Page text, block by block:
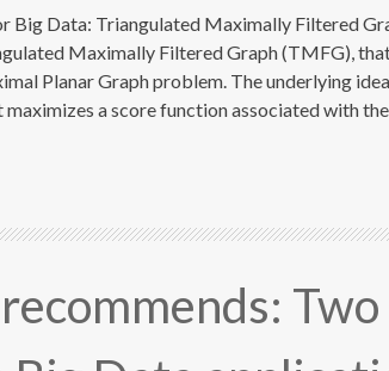
Data: Triangulated Maximally Filtered
Maximally Filtered Graph (TMFG),
Planar Graph problem. The underlying
a score function associated with
Two